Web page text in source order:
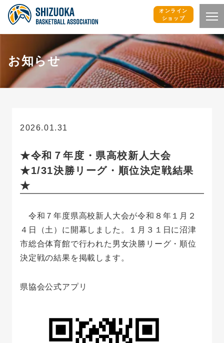
オンライン
ショップ
お知らせ
2026.01.31
★令和７年度・県高校新人大会
★1/31決勝リーグ・順位決定戦結果
★
令和７年度県高校新人大会が令和８年１月２
４日（土）に開幕しました。１月３１日に沼津
市総合体育館で行われた男女決勝リーグ・順位
決定戦の結果を掲載します。
県協会公式アプリ